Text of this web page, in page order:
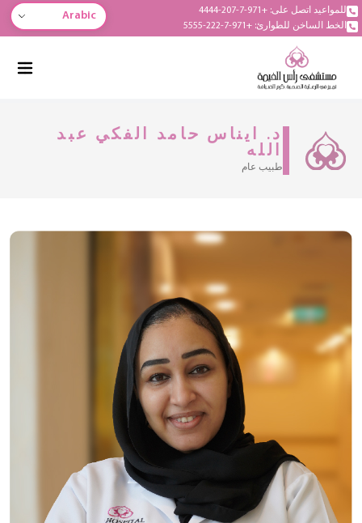
للمواعيد اتصل على: +971-7-207-4444
الخط الساخن للطوارئ: +971-7-222-5555
Arabic
د. ايناس حامد الفكي عبد
الله
طبيب عام